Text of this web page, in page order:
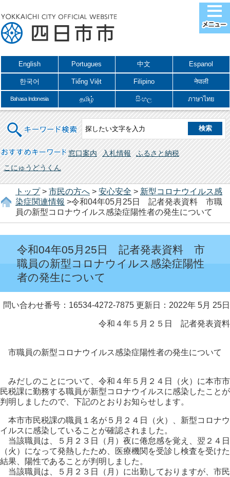
English Portugues 中文 Espanol
한국어 Tiếng Việt Filipino नेपाली
Bahasa Indonesia தமிழ் සිංහල ภาษาไทย
キーワード検索
おすすめキーワード 窓口案内 入札情報
ふるさと納税
こにゅうどうくん
トップ> 市民の方へ > 安心安全 > 新型コロナウイルス感
染症関連情報 >令和04年05月25日 記者発表資料 市職
員の新型コロナウイルス感染症陽性者の発生について
令和04年05月25日 記者発表資料 市
職員の新型コロナウイルス感染症陽性
者の発生について
問い合わせ番号：16534-4272-7875 更新日：2022年 5月 25日
令和４年５月２５日 記者発表資料
市職員の新型コロナウイルス感染症陽性者の発生について
みだしのことについて、令和４年５月２４日（火）に本市市
民税課に勤務する職員が新型コロナウイルスに感染したことが
判明しましたので、下記のとおりお知らせします。
本市市民税課の職員１名が５月２４日（火）、新型コロナウ
イルスに感染していることが確認されました。
当該職員は、５月２３日（月）夜に倦怠感を覚え、翌２４日
（火）になって発熱したため、医療機関を受診し検査を受けた
結果、陽性であることが判明しました。
当該職員は、５月２３日（月）に出勤しておりますが、市民